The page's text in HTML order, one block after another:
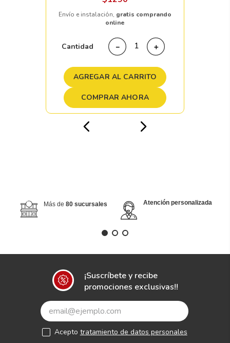
Envío e instalación, gratis comprando
online
Cantidad ＋
－
AGREGAR AL CARRITO
COMPRAR AHORA
Más de 80 sucursales Atención personalizada
¡Suscríbete y recibe
promociones exclusivas!!
Acepto tratamiento de datos personales